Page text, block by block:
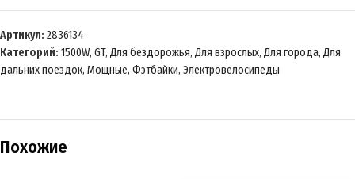
Артикул: 2836134
Категорий: 1500W, GT, Для бездорожья, Для взрослых, Для города, Для
дальних поездок, Мощные, Фэтбайки, Электровелосипеды
Похожие